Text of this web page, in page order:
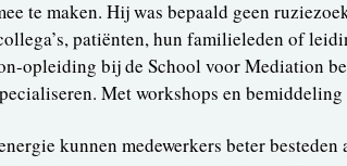
te maken. Hij was bepaald geen
patiënten, hun familieleden of
opleiding bij de School voor Mediation
Met workshops en
kunnen medewerkers beter